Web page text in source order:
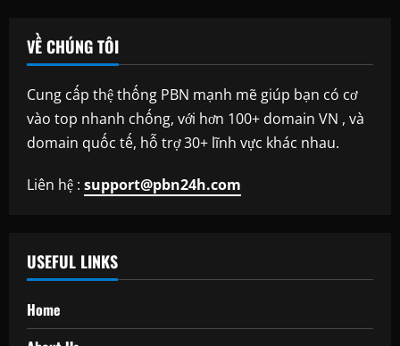
VỀ CHÚNG TÔI
Cung cấp thệ thống PBN mạnh mẽ giúp bạn có cơ
vào top nhanh chống, với hơn 100+ domain VN , và
domain quốc tế, hỗ trợ 30+ lĩnh vực khác nhau.
Liên hệ : support@pbn24h.com
USEFUL LINKS
Home